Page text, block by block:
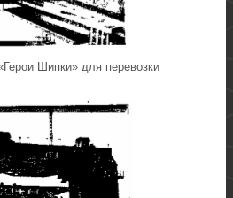
Шипки» для перевозки